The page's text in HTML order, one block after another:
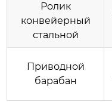
Ролик
конвейерный
стальной
Приводной
барабан